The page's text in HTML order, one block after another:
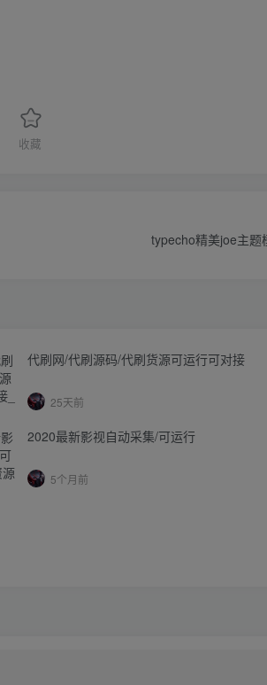
收藏
typecho精美joe主题
代刷网/代刷源码/代刷货源可运行可对接
25天前
2020最新影视自动采集/可运行
5个月前